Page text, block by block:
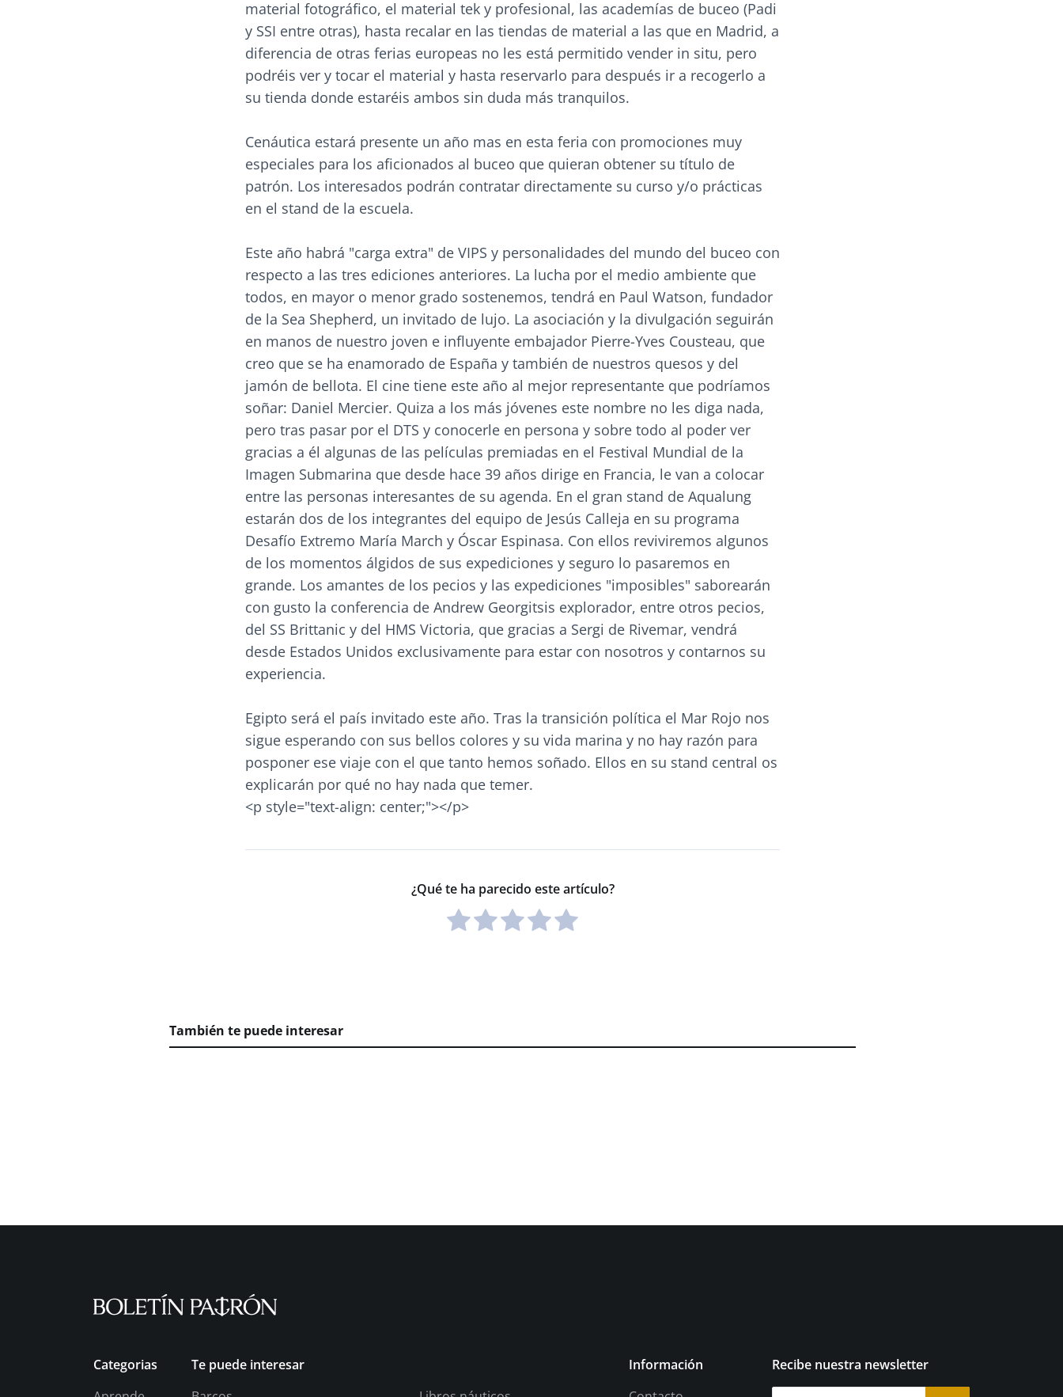
material fotográfico, el material tek y profesional, las academías de buceo (Padi
y SSI entre otras), hasta recalar en las tiendas de material a las que en Madrid, a
diferencia de otras ferias europeas no les está permitido vender in situ, pero
podréis ver y tocar el material y hasta reservarlo para después ir a recogerlo a
su tienda donde estaréis ambos sin duda más tranquilos.
Cenáutica estará presente un año mas en esta feria con promociones muy
especiales para los aficionados al buceo que quieran obtener su título de
patrón. Los interesados podrán contratar directamente su curso y/o prácticas
en el stand de la escuela.
Este año habrá "carga extra" de VIPS y personalidades del mundo del buceo con
respecto a las tres ediciones anteriores. La lucha por el medio ambiente que
todos, en mayor o menor grado sostenemos, tendrá en Paul Watson, fundador
de la Sea Shepherd, un invitado de lujo. La asociación y la divulgación seguirán
en manos de nuestro joven e influyente embajador Pierre-Yves Cousteau, que
creo que se ha enamorado de España y también de nuestros quesos y del
jamón de bellota. El cine tiene este año al mejor representante que podríamos
soñar: Daniel Mercier. Quiza a los más jóvenes este nombre no les diga nada,
pero tras pasar por el DTS y conocerle en persona y sobre todo al poder ver
gracias a él algunas de las películas premiadas en el Festival Mundial de la
Imagen Submarina que desde hace 39 años dirige en Francia, le van a colocar
entre las personas interesantes de su agenda. En el gran stand de Aqualung
estarán dos de los integrantes del equipo de Jesús Calleja en su programa
Desafío Extremo María March y Óscar Espinasa. Con ellos reviviremos algunos
de los momentos álgidos de sus expediciones y seguro lo pasaremos en
grande. Los amantes de los pecios y las expediciones "imposibles" saborearán
con gusto la conferencia de Andrew Georgitsis explorador, entre otros pecios,
del SS Brittanic y del HMS Victoria, que gracias a Sergi de Rivemar, vendrá
desde Estados Unidos exclusivamente para estar con nosotros y contarnos su
experiencia.
Egipto será el país invitado este año. Tras la transición política el Mar Rojo nos
sigue esperando con sus bellos colores y su vida marina y no hay razón para
posponer ese viaje con el que tanto hemos soñado. Ellos en su stand central os
explicarán por qué no hay nada que temer.
<p style="text-align: center;"></p>
¿Qué te ha parecido este artículo?
También te puede interesar
Categorias
Te puede interesar
Información
Recibe nuestra newsletter